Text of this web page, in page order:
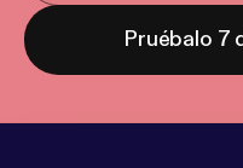
Pruébalo 7